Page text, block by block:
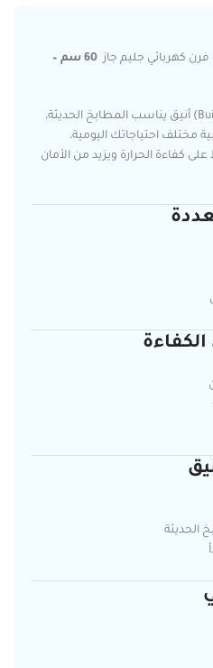
كهربائي جليم جاز
60 سم –
يتميز الفرن بتصميم مدمج (Built-in) أنيق يناسب المطابخ الحديثة،
مختلف احتياجاتك اليومية،
كفاءة الحرارة ويزيد من الأمان
الحديثة